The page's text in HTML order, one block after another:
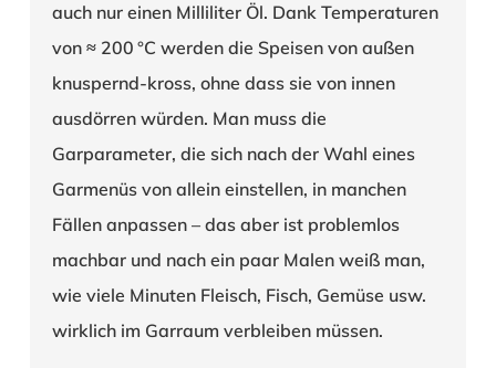
auch nur einen Milliliter Öl. Dank Temperaturen
von ≈ 200 °C werden die Speisen von außen
knuspernd-kross, ohne dass sie von innen
ausdörren würden. Man muss die
Garparameter, die sich nach der Wahl eines
Garmenüs von allein einstellen, in manchen
Fällen anpassen – das aber ist problemlos
machbar und nach ein paar Malen weiß man,
wie viele Minuten Fleisch, Fisch, Gemüse usw.
wirklich im Garraum verbleiben müssen.